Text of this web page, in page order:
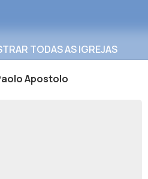
TODAS AS IGREJAS
Apostolo